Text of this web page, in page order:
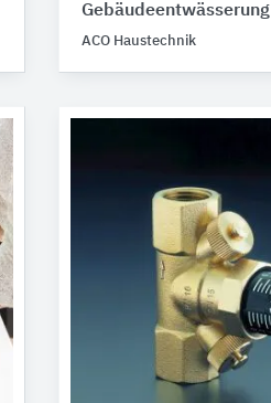
Gebäudeentwässerung
ACO Haustechnik